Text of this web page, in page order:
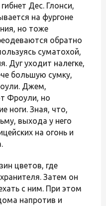
Дес. Глонси,
на фургоне
но тоже
обратно
суматохой,
Дуг уходит налегке,
большую сумку,
Джем,
Фроули, но
ноги. Зная, что,
выхода у него
на огонь и
цветов, где
Затем он
с ним. При этом
напротив и